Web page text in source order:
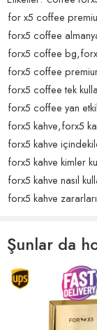
Henüz hiç yorum yok.
for x5 coffee
forx5 coffee
forx5 coffee bg,
forx5 coffee
forx5 coffee tek
forx5 coffee yan
forx5 kahve,forx5
forx5 kahve
forx5 kahve kimler
forx5 kahve nasıl
forx5 kahve zararları
Şunlar da